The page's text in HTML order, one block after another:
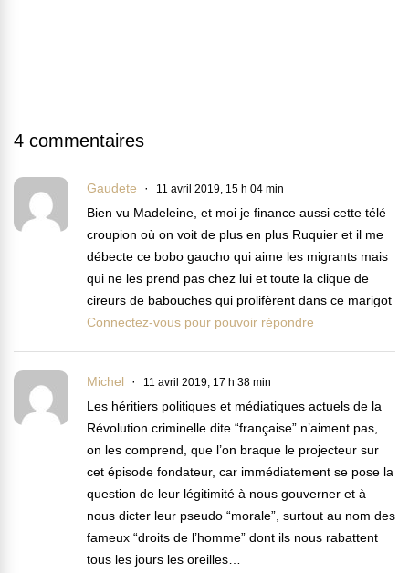
4 commentaires
Gaudete 11 avril 2019, 15 h 04 min
Bien vu Madeleine, et moi je finance aussi cette télé
croupion où on voit de plus en plus Ruquier et il me
débecte ce bobo gaucho qui aime les migrants mais
qui ne les prend pas chez lui et toute la clique de
cireurs de babouches qui prolifèrent dans ce marigot
Connectez-vous pour pouvoir répondre
Michel 11 avril 2019, 17 h 38 min
Les héritiers politiques et médiatiques actuels de la
Révolution criminelle dite “française” n’aiment pas,
on les comprend, que l’on braque le projecteur sur
cet épisode fondateur, car immédiatement se pose la
question de leur légitimité à nous gouverner et à
nous dicter leur pseudo “morale”, surtout au nom des
fameux “droits de l’homme” dont ils nous rabattent
tous les jours les oreilles…